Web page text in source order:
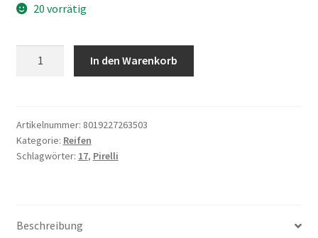
20 vorrätig
110/70
ZR
17
Menge
In den Warenkorb
Artikelnummer: 8019227263503
Kategorie: Reifen
Schlagwörter: 17, Pirelli
Beschreibung